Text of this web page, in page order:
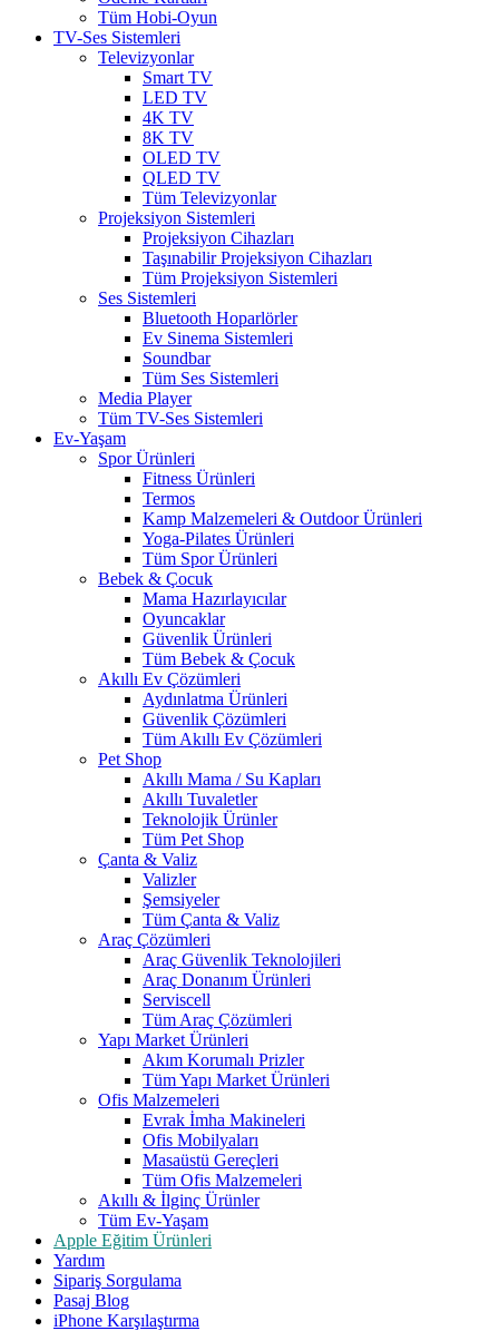
Tüm Hobi-Oyun
TV-Ses Sistemleri
Televizyonlar
Smart TV
LED TV
4K TV
8K TV
OLED TV
QLED TV
Tüm Televizyonlar
Projeksiyon Sistemleri
Projeksiyon Cihazları
Taşınabilir Projeksiyon Cihazları
Tüm Projeksiyon Sistemleri
Ses Sistemleri
Bluetooth Hoparlörler
Ev Sinema Sistemleri
Soundbar
Tüm Ses Sistemleri
Media Player
Tüm TV-Ses Sistemleri
Ev-Yaşam
Spor Ürünleri
Fitness Ürünleri
Termos
Kamp Malzemeleri & Outdoor Ürünleri
Yoga-Pilates Ürünleri
Tüm Spor Ürünleri
Bebek & Çocuk
Mama Hazırlayıcılar
Oyuncaklar
Güvenlik Ürünleri
Tüm Bebek & Çocuk
Akıllı Ev Çözümleri
Aydınlatma Ürünleri
Güvenlik Çözümleri
Tüm Akıllı Ev Çözümleri
Pet Shop
Akıllı Mama / Su Kapları
Akıllı Tuvaletler
Teknolojik Ürünler
Tüm Pet Shop
Çanta & Valiz
Valizler
Şemsiyeler
Tüm Çanta & Valiz
Araç Çözümleri
Araç Güvenlik Teknolojileri
Araç Donanım Ürünleri
Serviscell
Tüm Araç Çözümleri
Yapı Market Ürünleri
Akım Korumalı Prizler
Tüm Yapı Market Ürünleri
Ofis Malzemeleri
Evrak İmha Makineleri
Ofis Mobilyaları
Masaüstü Gereçleri
Tüm Ofis Malzemeleri
Akıllı & İlginç Ürünler
Tüm Ev-Yaşam
Apple Eğitim Ürünleri
Yardım
Sipariş Sorgulama
Pasaj Blog
iPhone Karşılaştırma